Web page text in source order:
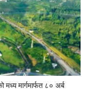
मार्गमार्फत ८० अर्ब